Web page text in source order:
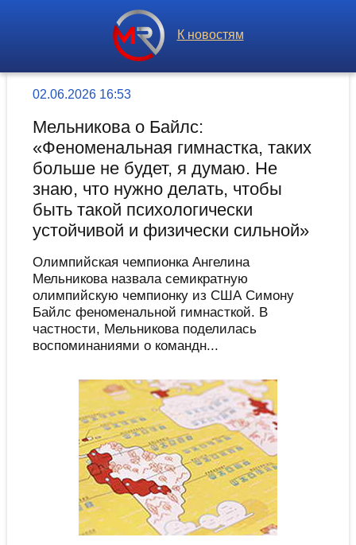
К новостям
02.06.2026 16:53
Мельникова о Байлс:
«Феноменальная гимнастка, таких
больше не будет, я думаю. Не
знаю, что нужно делать, чтобы
быть такой психологически
устойчивой и физически сильной»
Олимпийская чемпионка Ангелина
Мельникова назвала семикратную
олимпийскую чемпионку из США Симону
Байлс феноменальной гимнасткой. В
частности, Мельникова поделилась
воспоминаниями о командн...